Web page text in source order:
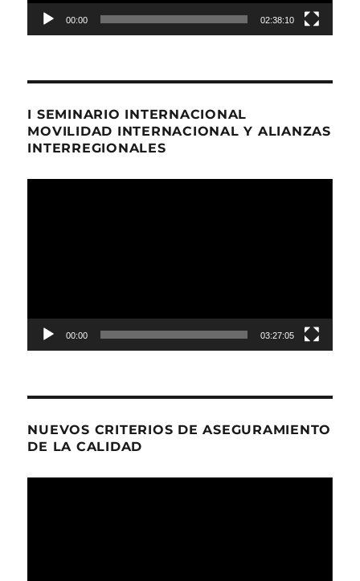
00:00 02:38:10
I SEMINARIO INTERNACIONAL
MOVILIDAD INTERNACIONAL Y ALIANZAS
INTERREGIONALES
00:00 03:27:05
NUEVOS CRITERIOS DE ASEGURAMIENTO
DE LA CALIDAD